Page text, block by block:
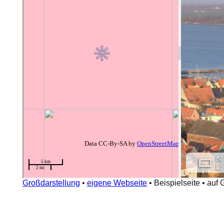
Großdarstellung • eigene Webseite • Beispielseite • auf